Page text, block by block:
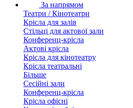
За напрямом
Театри / Кінотеатри
Крісла для залів
Стільці для актової зали
Конференц-крісла
Актові крісла
Крісла для кінотеатру
Крісла театральні
Більше
Сесійні зали
Конференц-крісла
Крісла офісні